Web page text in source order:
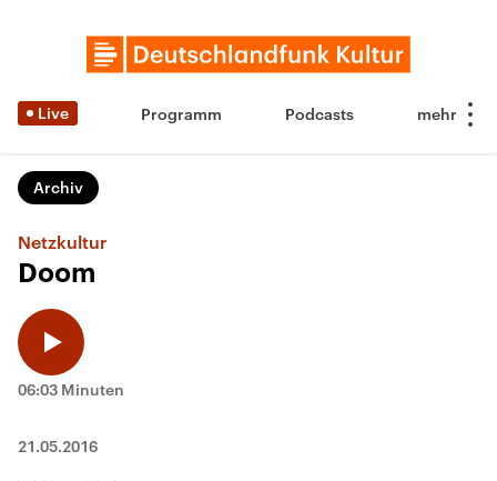
Live Programm Podcasts
Archiv
Netzkultur
Doom
06:03 Minuten
21.05.2016